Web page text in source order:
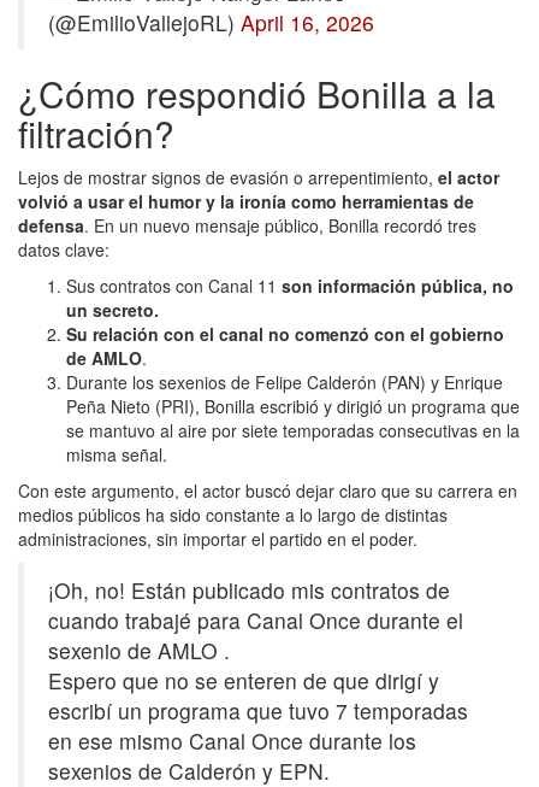
(@EmilioVallejoRL) April 16, 2026
¿Cómo respondió Bonilla a la
filtración?
Lejos de mostrar signos de evasión o arrepentimiento, el actor
volvió a usar el humor y la ironía como herramientas de
defensa. En un nuevo mensaje público, Bonilla recordó tres
datos clave:
Sus contratos con Canal 11 son información pública, no
un secreto.
Su relación con el canal no comenzó con el gobierno
de AMLO.
Durante los sexenios de Felipe Calderón (PAN) y Enrique
Peña Nieto (PRI), Bonilla escribió y dirigió un programa que
se mantuvo al aire por siete temporadas consecutivas en la
misma señal.
Con este argumento, el actor buscó dejar claro que su carrera en
medios públicos ha sido constante a lo largo de distintas
administraciones, sin importar el partido en el poder.
¡Oh, no! Están publicado mis contratos de
cuando trabajé para Canal Once durante el
sexenio de AMLO .
Espero que no se enteren de que dirigí y
escribí un programa que tuvo 7 temporadas
en ese mismo Canal Once durante los
sexenios de Calderón y EPN.